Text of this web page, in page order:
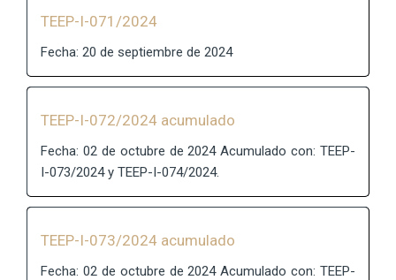
TEEP-I-071/2024
Fecha: 20 de septiembre de 2024
TEEP-I-072/2024 acumulado
Fecha: 02 de octubre de 2024 Acumulado con: TEEP-
I-073/2024 y TEEP-I-074/2024.
TEEP-I-073/2024 acumulado
Fecha: 02 de octubre de 2024 Acumulado con: TEEP-